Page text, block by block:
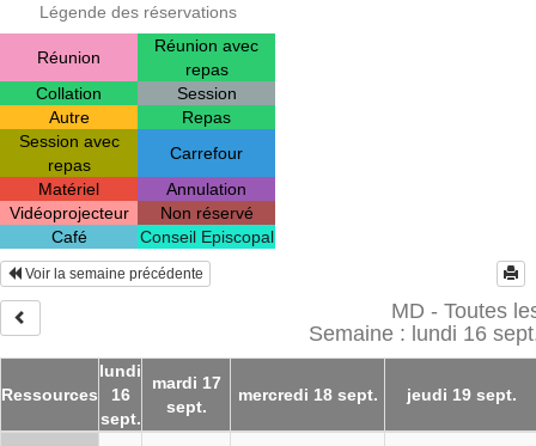
Légende des réservations
Réunion
Réunion avec
repas
Collation
Session
Autre
Repas
Session avec
repas
Carrefour
Matériel
Annulation
Vidéoprojecteur
Non réservé
Café
Conseil Episcopal
Voir la semaine précédente
MD - Toutes
Semaine : lundi 16
Ressources
lundi
16
sept.
mardi 17
sept.
mercredi 18 sept. jeudi 19 sept.